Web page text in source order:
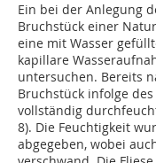
Ein bei der Anlegung
Bruchstück einer
eine mit Wasser
kapillare
untersuchen. Bereits
Bruchstück infolge
vollständig
8). Die Feuchtigkeit
abgegeben, wobei